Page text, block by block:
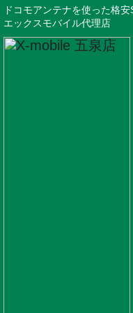
ドコモアンテナを使った格安
エックスモバイル代理店